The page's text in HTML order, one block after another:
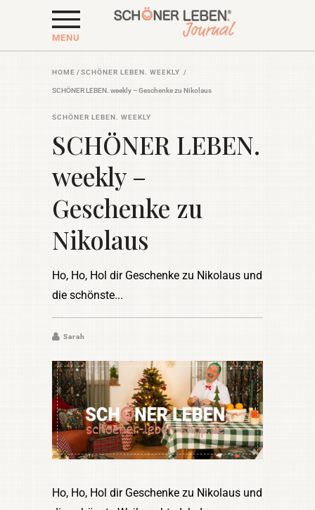
MENU
HOME /SCHÖNER LEBEN. WEEKLY /
SCHÖNER LEBEN. weekly – Geschenke zu Nikolaus
SCHÖNER LEBEN. WEEKLY
SCHÖNER LEBEN.
weekly –
Geschenke zu
Nikolaus
Ho, Ho, Hol dir Geschenke zu Nikolaus und
die schönste
Sarah
Ho, Ho, Hol dir Geschenke zu Nikolaus und